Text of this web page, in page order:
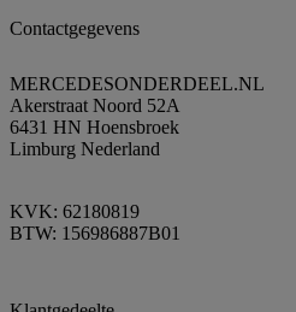
Contactgegevens
MERCEDESONDERDEEL.NL
Akerstraat Noord 52A
6431 HN Hoensbroek
Limburg Nederland
KVK: 62180819
BTW: 156986887B01